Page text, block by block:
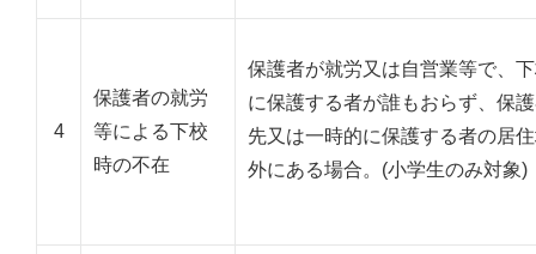
4
保護者の就労
等による下校
時の不在
保護者が就労又は自営業等で、
に保護する者が誰もおらず、保
先又は一時的に保護する者の居
外にある場合。(小学生のみ対象)